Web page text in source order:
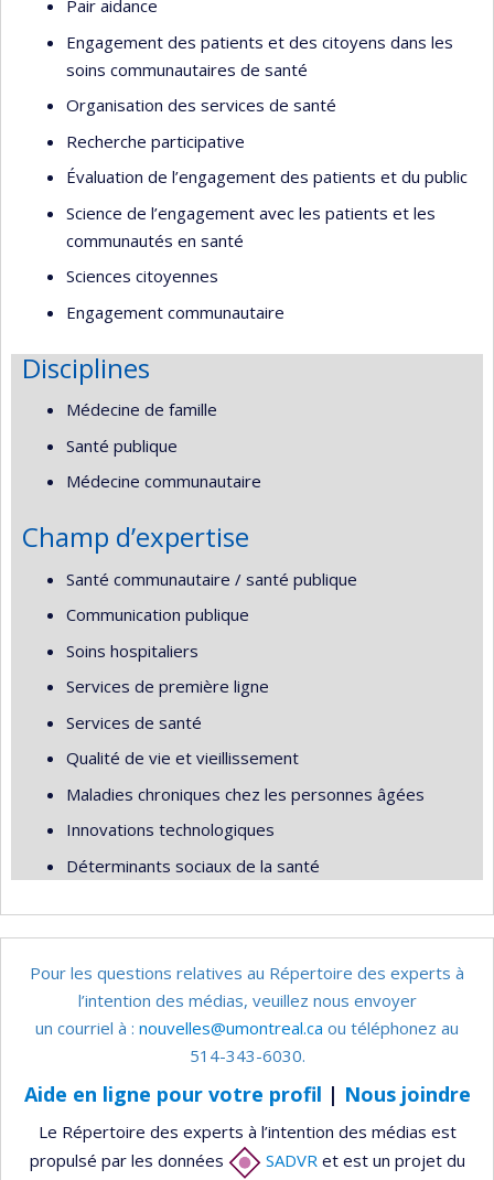
Pair aidance
Engagement des patients et des citoyens dans les
soins communautaires de santé
Organisation des services de santé
Recherche participative
Évaluation de l’engagement des patients et du public
Science de l’engagement avec les patients et les
communautés en santé
Sciences citoyennes
Engagement communautaire
Disciplines
Médecine de famille
Santé publique
Médecine communautaire
Champ d’expertise
Santé communautaire / santé publique
Communication publique
Soins hospitaliers
Services de première ligne
Services de santé
Qualité de vie et vieillissement
Maladies chroniques chez les personnes âgées
Innovations technologiques
Déterminants sociaux de la santé
Pour les questions relatives au Répertoire des experts à
l’intention des médias, veuillez nous envoyer
un courriel à : nouvelles@umontreal.ca ou téléphonez au
514-343-6030.
Aide en ligne pour votre profil | Nous joindre
Le Répertoire des experts à l’intention des médias est
propulsé par les données
SADVRet est un projet du